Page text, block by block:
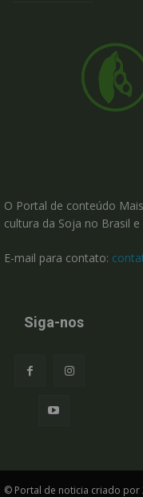
O Portal de conteúdo
cultura da Soja no Brasil
E-mail para contato:
Siga-nos
© Portal de noticia criado por